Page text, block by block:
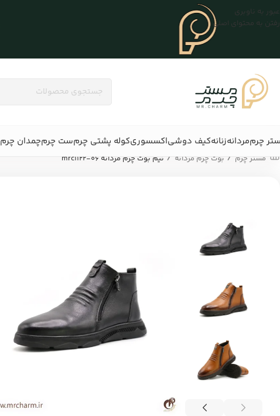
عبور به ناوبری
رفتن به محتوای اصلی
چرممردانهزنانهکیف دوشیاکسسوریکوله پشتی چرمست چرمچمدان چرم
مستر چرم / بوت چرم مردانه / نیم بوت چرم مردانه mrc۱۱۲۲-۰۶